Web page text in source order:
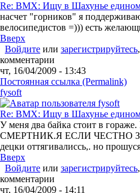
Re: BMX: Ищу в Шахунье
насчет "горников" я
велосипедистов =))) есть
Вверх
Войдите или зарегистрируйтесь
комментарии
чт, 16/04/2009 - 13:43
Постоянная ссылка (Permalink)
fysoft
Re: BMX: Ищу в Шахунье
У меня два байка стоит в
СМЕРТНИК.Я ЕСЛИ ЧЕСТНО
децки оттягивалиссь,. но
Вверх
Войдите или зарегистрируйтесь
комментарии
чт, 16/04/2009 - 14:11